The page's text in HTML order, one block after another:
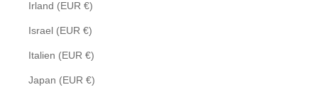
Irland (EUR €)
Israel (EUR €)
Italien (EUR €)
Japan (EUR €)